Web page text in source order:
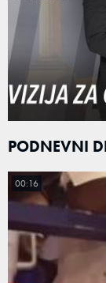
PODNEVNI
00:16